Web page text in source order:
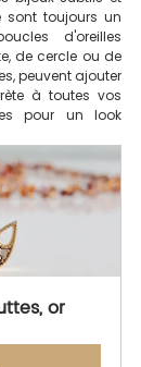
sont toujours un
d'oreilles
de cercle ou de
peuvent ajouter
à toutes vos
pour un look
or